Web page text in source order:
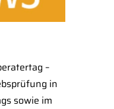
–
in
sowie im